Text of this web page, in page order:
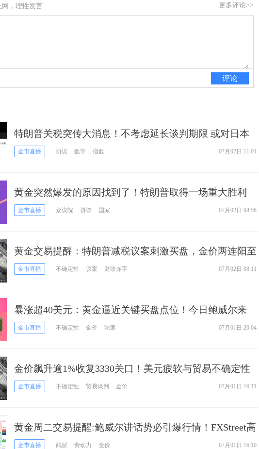
更多评论>>
网，理性发言
评论
特朗普关税突传大消息！不考虑延长谈判期限 或对日本
商品加征35%关税
金市直播 协议 数字 指数 07月02日 11:01
黄金突然爆发的原因找到了！特朗普取得一场重大胜利
金价大涨近36美元 如何交易黄金？
金市直播 众议院 协议 国家 07月02日 08:58
黄金交易提醒：特朗普减税议案刺激买盘，金价两连阳至
一周高位，关注就业数据表现
金市直播 不确定性 议案 财政赤字 07月02日 08:11
暴涨超40美元：黄金逼近关键买盘点位！今日鲍威尔来
袭，别忘了特朗普关键投票
金市直播 不确定性 金价 法案 07月01日 20:04
金价飙升逾1%收复3330关口！美元疲软与贸易不确定性
掀起黄金热潮
金市直播 不确定性 贸易谈判 金价 07月01日 16:11
黄金周二交易提醒:鲍威尔讲话势必引爆行情！FXStreet高
级分析师金价技术分析
金市直播 鸽派 劳动力 金价 07月01日 16:10